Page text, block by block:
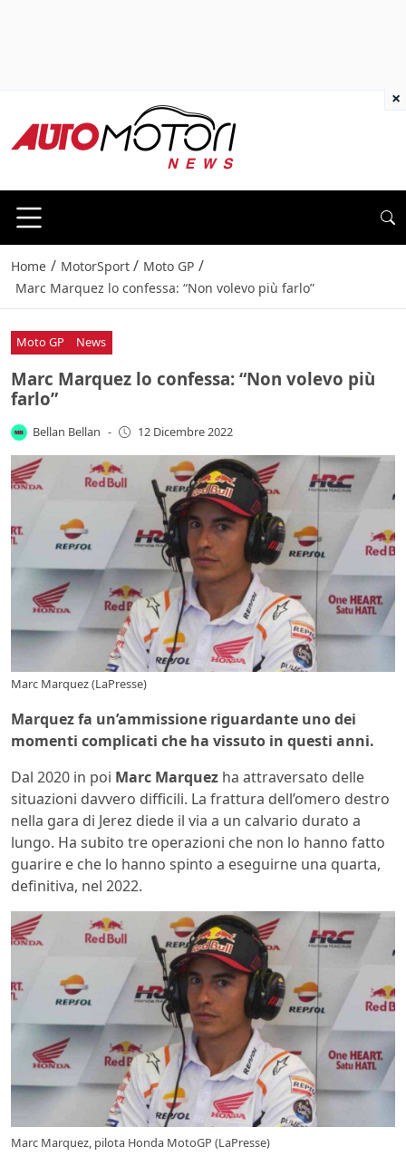
Home / MotorSport / Moto GP /
Marc Marquez lo confessa: “Non volevo più farlo”
Moto GP News
Marc Marquez lo confessa: “Non volevo più
farlo”
Bellan Bellan - 12 Dicembre 2022
Marc Marquez (LaPresse)
Marquez fa un’ammissione riguardante uno dei
momenti complicati che ha vissuto in questi anni.
Dal 2020 in poi Marc Marquez ha attraversato delle
situazioni davvero difficili. La frattura dell’omero destro
nella gara di Jerez diede il via a un calvario durato a
lungo. Ha subito tre operazioni che non lo hanno fatto
guarire e che lo hanno spinto a eseguirne una quarta,
definitiva, nel 2022.
Marc Marquez, pilota Honda MotoGP (LaPresse)
×